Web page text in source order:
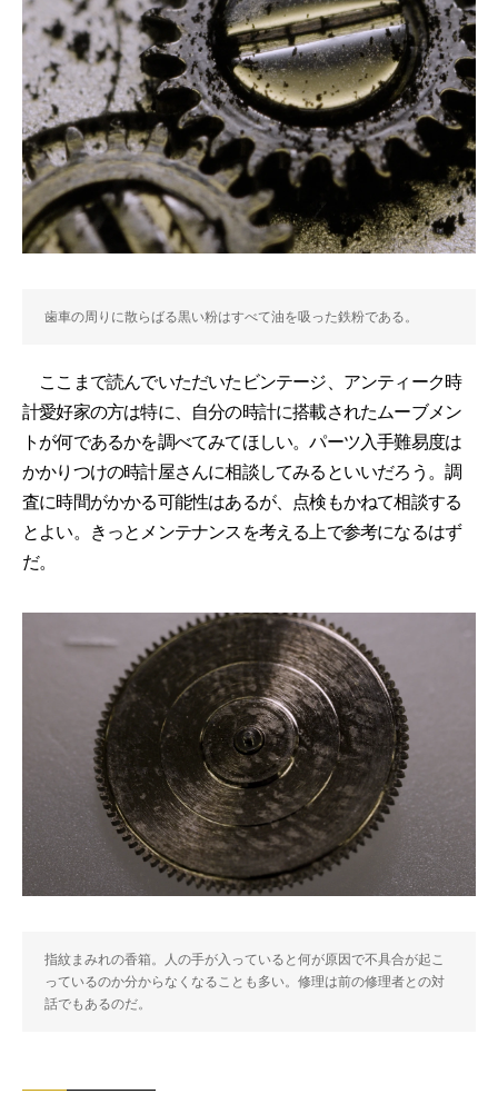
歯車の周りに散らばる黒い粉はすべて油を吸った鉄粉である。
ここまで読んでいただいたビンテージ、アンティーク時
計愛好家の方は特に、自分の時計に搭載されたムーブメン
トが何であるかを調べてみてほしい。パーツ入手難易度は
かかりつけの時計屋さんに相談してみるといいだろう。調
査に時間がかかる可能性はあるが、点検もかねて相談する
とよい。きっとメンテナンスを考える上で参考になるはず
だ。
指紋まみれの香箱。人の手が入っていると何が原因で不具合が起こ
っているのか分からなくなることも多い。修理は前の修理者との対
話でもあるのだ。